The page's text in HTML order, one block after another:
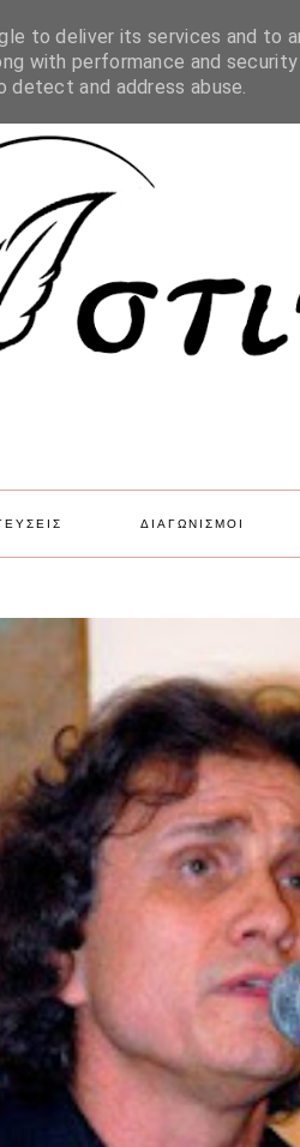
SITE MAP
ΔΙΑΓΩΝΙΣΜΟΙ
to deliver its services and to
with performance and
and address abuse.